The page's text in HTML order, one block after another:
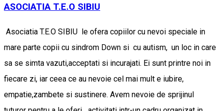
ASOCIATIA T.E.O SIBIU
Asociatia T.E.O SIBIU le ofera copiilor cu nevoi speciale in
mare parte copii cu sindrom Down si cu autism, un loc in care
sa se simta vazuti,acceptati si incurajati. Ei sunt printre noi in
fiecare zi, iar ceea ce au nevoie cel mai mult e iubire,
empatie,zambete si sustinere. Avem nevoie de sprijinul